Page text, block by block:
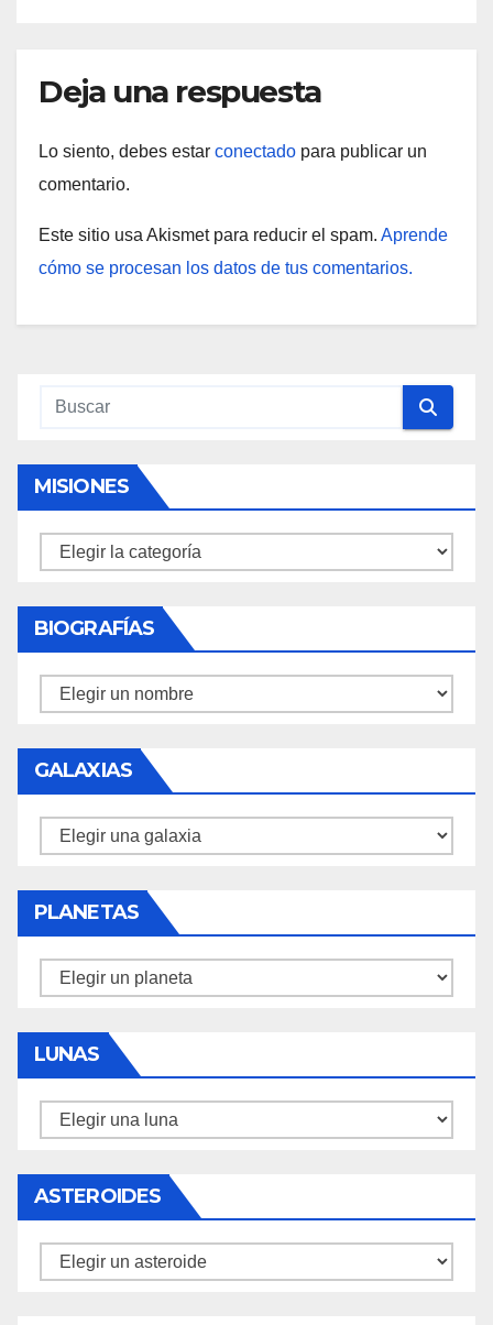
Deja una respuesta
Lo siento, debes estar conectado para publicar un
comentario.
Este sitio usa Akismet para reducir el spam. Aprende
cómo se procesan los datos de tus comentarios.
MISIONES
Misiones
BIOGRAFÍAS
Biografías
GALAXIAS
Galaxias
PLANETAS
Planetas
LUNAS
Lunas
ASTEROIDES
Asteroides